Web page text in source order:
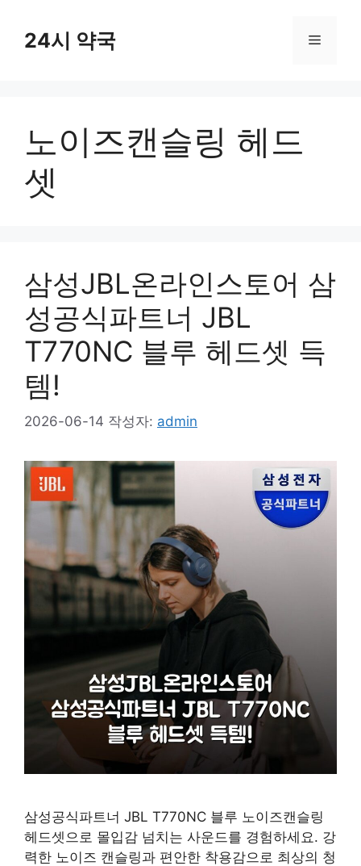
24시 약국 메
노이즈캔슬링 헤드
셋
삼성JBL온라인스토어 삼
성공식파트너 JBL
T770NC 블루 헤드셋 득
템!
2026-06-14 작성자: admin
삼성공식파트너 JBL T770NC 블루 노이즈캔슬링
헤드셋으로 몰입감 넘치는 사운드를 경험하세요. 강
력한 노이즈 캔슬링과 편안한 착용감으로 최상의 청